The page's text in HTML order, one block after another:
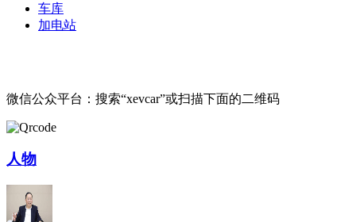
车库
加电站
微信公众平台：搜索“xevcar”或扫描下面的二维码
人物